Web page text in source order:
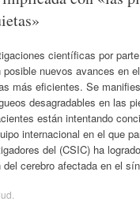
científicas por
posible nuevos avances en
más eficientes. Se
desagradables en las
están intentando
internacional en el que
del (CSIC) ha
del cerebro afectada en el